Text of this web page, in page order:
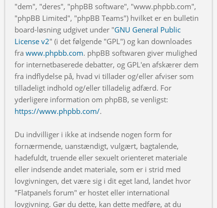
"dem", "deres", "phpBB software", "www.phpbb.com",
"phpBB Limited", "phpBB Teams") hvilket er en bulletin
board-løsning udgivet under "GNU General Public
License v2" (i det følgende "GPL") og kan downloades
fra www.phpbb.com. phpBB softwaren giver mulighed
for internetbaserede debatter, og GPL'en afskærer dem
fra indflydelse på, hvad vi tillader og/eller afviser som
tilladeligt indhold og/eller tilladelig adfærd. For
yderligere information om phpBB, se venligst:
https://www.phpbb.com/.
Du indvilliger i ikke at indsende nogen form for
fornærmende, uanstændigt, vulgært, bagtalende,
hadefuldt, truende eller sexuelt orienteret materiale
eller indsende andet materiale, som er i strid med
lovgivningen, det være sig i dit eget land, landet hvor
"Flatpanels forum" er hostet eller international
lovgivning. Gør du dette, kan dette medføre, at du